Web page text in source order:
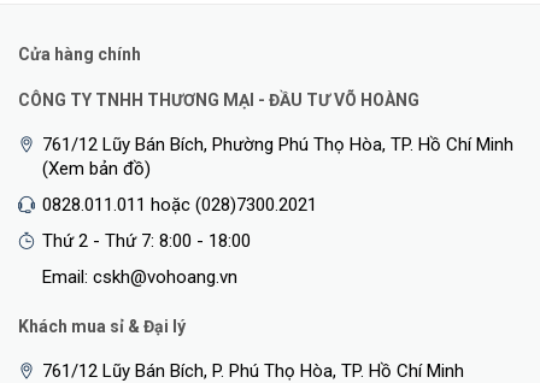
Cửa hàng chính
CÔNG TY TNHH THƯƠNG MẠI - ĐẦU TƯ VÕ HOÀNG
761/12 Lũy Bán Bích, Phường Phú Thọ Hòa, TP. Hồ Chí Minh
(Xem bản đồ)
0828.011.011 hoặc (028)7300.2021
Thứ 2 - Thứ 7: 8:00 - 18:00
Email: cskh@vohoang.vn
Khách mua sỉ & Đại lý
761/12 Lũy Bán Bích, P. Phú Thọ Hòa, TP. Hồ Chí Minh